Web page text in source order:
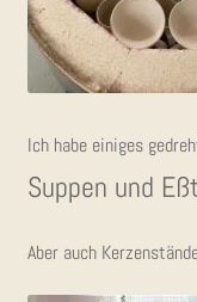
Ich habe eini­ges
Sup­pen und
Aber auch